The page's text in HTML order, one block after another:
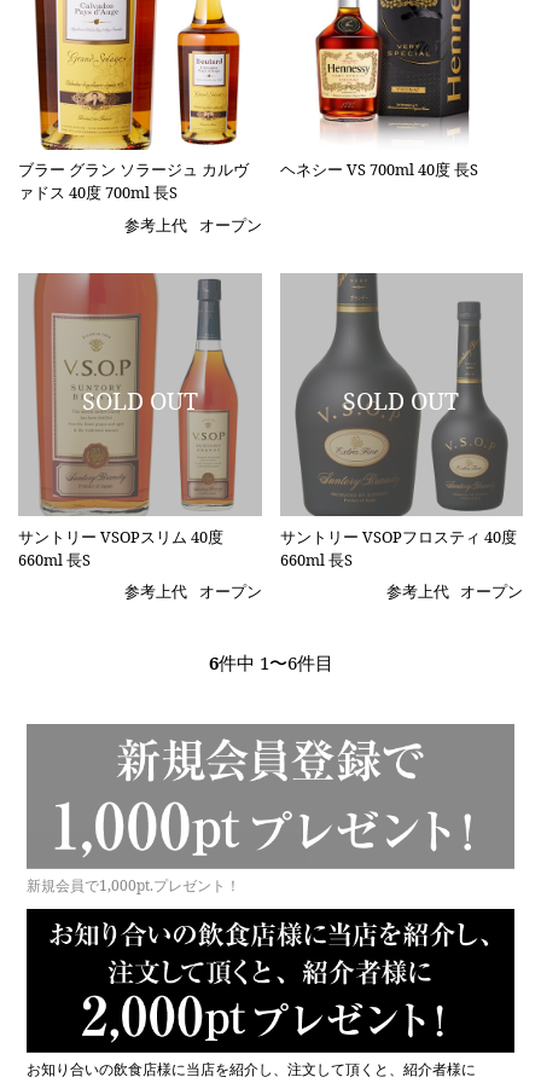
ブラー グラン ソラージュ カルヴ
ァドス 40度 700ml 長S
参考上代
オープン
ヘネシー VS 700ml 40度 長S
サントリー VSOPスリム 40度
660ml 長S
参考上代
オープン
サントリー VSOPフロスティ 40度
660ml 長S
参考上代 オープン
6件中 1〜6件目
新規会員で1,000pt.プレゼント！
お知り合いの飲食店様に当店を紹介し、注文して頂くと、紹介者様に